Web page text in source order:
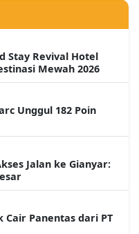
Stay Revival Hotel
Mewah 2026
Unggul 182 Poin
Jalan ke Gianyar:
Cair Panentas dari PT